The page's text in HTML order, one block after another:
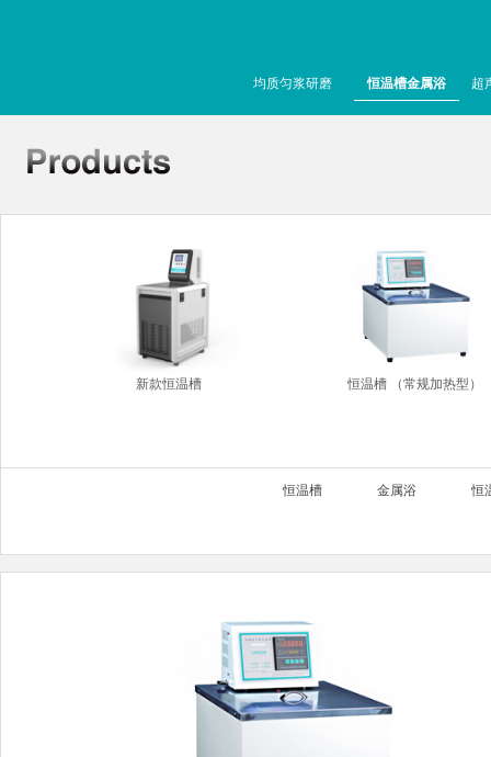
均质匀浆研磨 恒温槽金属浴 超
新款恒温槽 恒温槽 （常规加热型）
恒温槽 金属浴 恒